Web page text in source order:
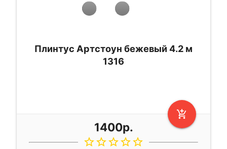
Плинтус Артстоун бежевый 4.2 м
1316
add_shopping_cart
1400р.
star_borderstar_borderstar_borderstar_borderstar_border